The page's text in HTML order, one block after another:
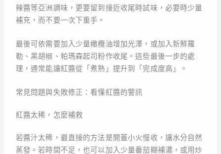
辣醬等亞洲調味，更要留到接近收尾時試味，必要時少量
補充，而不要一次下重手。
最後可依需要加入少量橄欖油增加光澤，或加入新鮮羅
勒、黑胡椒、帕瑪森起司粉作收尾。這些最後一步的處
理，通常能讓紅醬從「煮熟」提升到「完成度高」。
常見問題與失敗修正：看懂紅醬的警訊
紅醬太稀，怎麼補救
若醬汁太稀，最直接的方法是開蓋小火慢收，讓水分自然
蒸發。若時間不足，也可以加入少量番茄糊補濃，或用炒